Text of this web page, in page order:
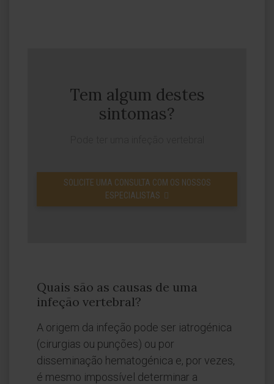
Tem algum destes
sintomas?
SOLICITE UMA CONSULTA COM OS NOSSOS
ESPECIALISTAS
Quais são as causas de uma
infeção vertebral?
A origem da infeção pode ser iatrogénica
(cirurgias ou punções) ou por
disseminação hematogénica e, por vezes,
é mesmo impossível determinar a